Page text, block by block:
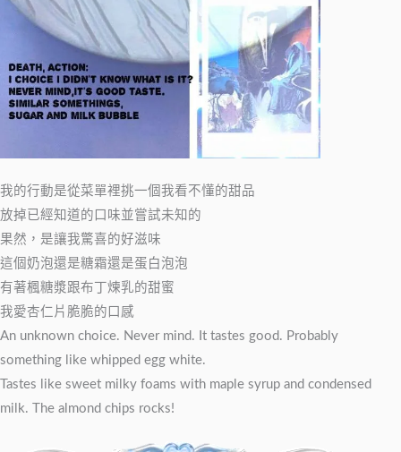
我的行動是從菜單裡挑一個我看不懂的甜品
放掉已經知道的口味並嘗試未知的
果然，是讓我驚喜的好滋味
這個奶泡還是糖霜還是蛋白泡泡
有著楓糖漿跟布丁煉乳的甜蜜
我愛杏仁片脆脆的口感
An unknown choice. Never mind. It tastes good. Probably
something like whipped egg white.
Tastes like sweet milky foams with maple syrup and condensed
milk. The almond chips rocks!